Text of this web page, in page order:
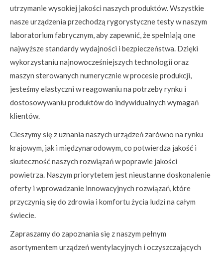
utrzymanie wysokiej jakości naszych produktów. Wszystkie
nasze urządzenia przechodzą rygorystyczne testy w naszym
laboratorium fabrycznym, aby zapewnić, że spełniają one
najwyższe standardy wydajności i bezpieczeństwa. Dzięki
wykorzystaniu najnowocześniejszych technologii oraz
maszyn sterowanych numerycznie w procesie produkcji,
jesteśmy elastyczni w reagowaniu na potrzeby rynku i
dostosowywaniu produktów do indywidualnych wymagań
klientów.
Cieszymy się z uznania naszych urządzeń zarówno na rynku
krajowym, jak i międzynarodowym, co potwierdza jakość i
skuteczność naszych rozwiązań w poprawie jakości
powietrza. Naszym priorytetem jest nieustanne doskonalenie
oferty i wprowadzanie innowacyjnych rozwiązań, które
przyczynią się do zdrowia i komfortu życia ludzi na całym
świecie.
Zapraszamy do zapoznania się z naszym pełnym
asortymentem urządzeń wentylacyjnych i oczyszczających